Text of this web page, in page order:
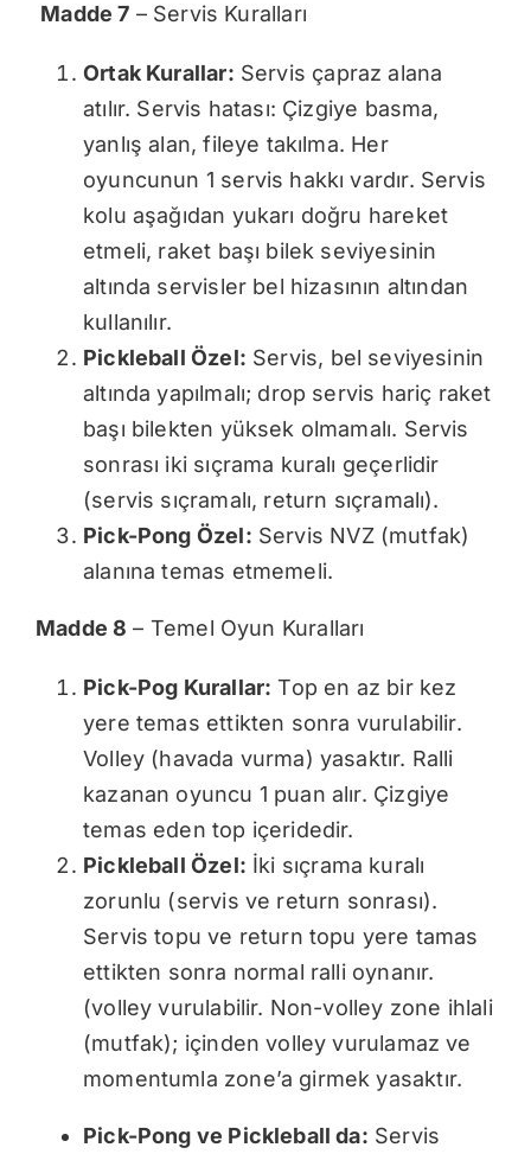
Madde 7 – Servis Kuralları
Ortak Kurallar: Servis çapraz alana
atılır. Servis hatası: Çizgiye basma,
yanlış alan, fileye takılma. Her
oyuncunun 1 servis hakkı vardır. Servis
kolu aşağıdan yukarı doğru hareket
etmeli, raket başı bilek seviyesinin
altında servisler bel hizasının altından
kullanılır.
Pickleball Özel: Servis, bel seviyesinin
altında yapılmalı; drop servis hariç raket
başı bilekten yüksek olmamalı. Servis
sonrası iki sıçrama kuralı geçerlidir
(servis sıçramalı, return sıçramalı).
Pick-Pong Özel: Servis NVZ (mutfak)
alanına temas etmemeli.
Madde 8 – Temel Oyun Kuralları
Pick-Pog Kurallar: Top en az bir kez
yere temas ettikten sonra vurulabilir.
Volley (havada vurma) yasaktır. Ralli
kazanan oyuncu 1 puan alır. Çizgiye
temas eden top içeridedir.
Pickleball Özel: İki sıçrama kuralı
zorunlu (servis ve return sonrası).
Servis topu ve return topu yere tamas
ettikten sonra normal ralli oynanır.
(volley vurulabilir. Non-volley zone ihlali
(mutfak); içinden volley vurulamaz ve
momentumla zone’a girmek yasaktır.
Pick-Pong ve Pickleball da: Servis